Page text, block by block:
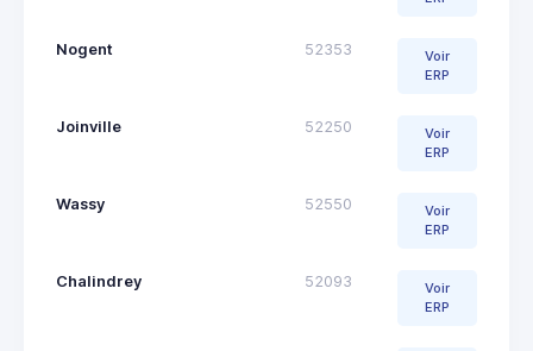
Nogent 52353
Voir
ERP
Joinville 52250
Voir
ERP
Wassy 52550
Voir
ERP
Chalindrey 52093
Voir
ERP